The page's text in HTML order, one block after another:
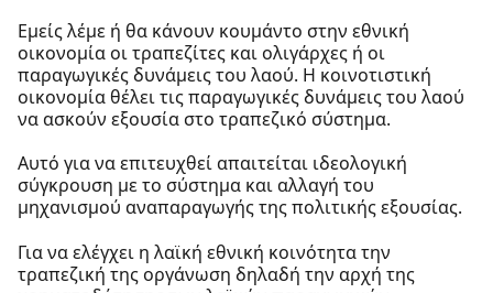
Εμείς λέμε ή θα κάνουν κουμάντο στην εθνική
οικονομία οι τραπεζίτες και ολιγάρχες ή οι
παραγωγικές δυνάμεις του λαού. Η κοινοτιστική
οικονομία θέλει τις παραγωγικές δυνάμεις του λαού
να ασκούν εξουσία στο τραπεζικό σύστημα.
Αυτό για να επιτευχθεί απαιτείται ιδεολογική
σύγκρουση με το σύστημα και αλλαγή του
μηχανισμού αναπαραγωγής της πολιτικής εξουσίας.
Για να ελέγχει η λαϊκή εθνική κοινότητα την
τραπεζική της οργάνωση δηλαδή την αρχή της